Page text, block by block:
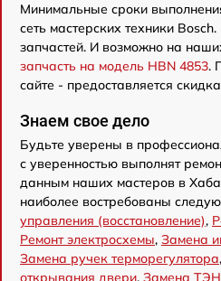
Минимальные сроки
сеть мастерских техники
запчастей. И возможно на
запчасть на модель HBN 4853.
сайте - предоставляется
Знаем свое дело
Будьте уверены в
с уверенностью выполнят
данным наших мастеров в
наиболее востребованы
управления (восстановление),
Ремонт электросхемы, Замена
Замена ручек терморегулятора,
открывания двери, Замена ТЭН